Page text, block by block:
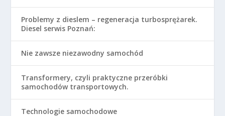
Problemy z dieslem – regeneracja turbosprężarek.
Diesel serwis Poznań:
Nie zawsze niezawodny samochód
Transformery, czyli praktyczne przeróbki
samochodów transportowych.
Technologie samochodowe